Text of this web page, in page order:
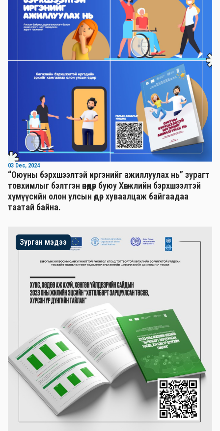
03 Dec, 2024
“Оюуны бэрхшээлтэй иргэнийг ажиллуулах нь” зурагт
товхимлыг бэлтгэн өнөөдөр буюу Хөгжлийн бэрхшээлтэй
хүмүүсийн олон улсын өдөр хуваалцаж байгаадаа
таатай байна.
Зурган мэдээ